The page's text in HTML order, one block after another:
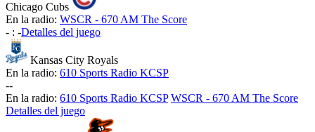
Chicago Cubs
En la radio: WSCR - 670 AM The Score
- : -Detalles del juego
Kansas City Royals
En la radio: 610 Sports Radio KCSP
--
En la radio: 610 Sports Radio KCSP WSCR - 670 AM The Score
Detalles del juego